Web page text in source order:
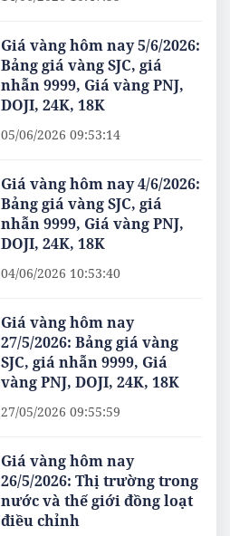
Giá vàng hôm nay 5/6/2026:
Bảng giá vàng SJC, giá
nhẫn 9999, Giá vàng PNJ,
DOJI, 24K, 18K
05/06/2026 09:53:14
Giá vàng hôm nay 4/6/2026:
Bảng giá vàng SJC, giá
nhẫn 9999, Giá vàng PNJ,
DOJI, 24K, 18K
04/06/2026 10:53:40
Giá vàng hôm nay
27/5/2026: Bảng giá vàng
SJC, giá nhẫn 9999, Giá
vàng PNJ, DOJI, 24K, 18K
27/05/2026 09:55:59
Giá vàng hôm nay
26/5/2026: Thị trường trong
nước và thế giới đồng loạt
điều chỉnh